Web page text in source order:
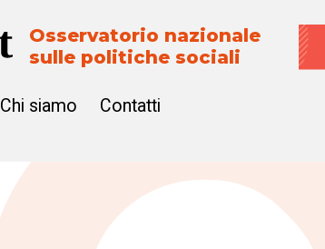
Osservatorio nazionale
sulle politiche sociali
Chi siamo Contatti